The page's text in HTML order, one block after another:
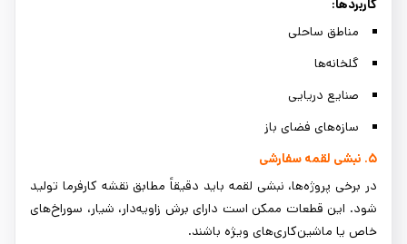
کاربردها:
مناطق ساحلی
گلخانه‌ها
صنایع دریایی
سازه‌های فضای باز
۵. نبشی لقمه سفارشی
در برخی پروژه‌ها، نبشی لقمه باید دقیقاً مطابق نقشه کارفرما تولید
شود. این قطعات ممکن است دارای برش زاویه‌دار، شیار، سوراخ‌های
خاص یا ماشین‌کاری‌های ویژه باشند.